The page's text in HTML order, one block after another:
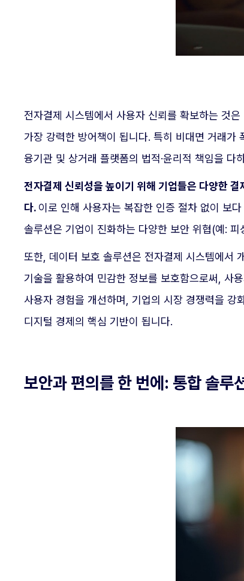
전자결제 시스템에서 사용자 신뢰를 확보하는 것
가장 강력한 방어책이 됩니다. 특히 비대면 거래
융기관 및 상거래 플랫폼의 법적·윤리적 책임을 다
전자결제 신뢰성을 높이기 위해 기업들은 다양한
다. 이로 인해 사용자는 복잡한 인증 절차 없이 보
솔루션은 기업이 진화하는 다양한 보안 위협(예:
또한, 데이터 보호 솔루션은 전자결제 시스템에서
기술을 활용하여 민감한 정보를 보호함으로써, 사
사용자 경험을 개선하며, 기업의 시장 경쟁력을
디지털 경제의 핵심 기반이 됩니다.
보안과 편의를 한 번에: 통합 솔루